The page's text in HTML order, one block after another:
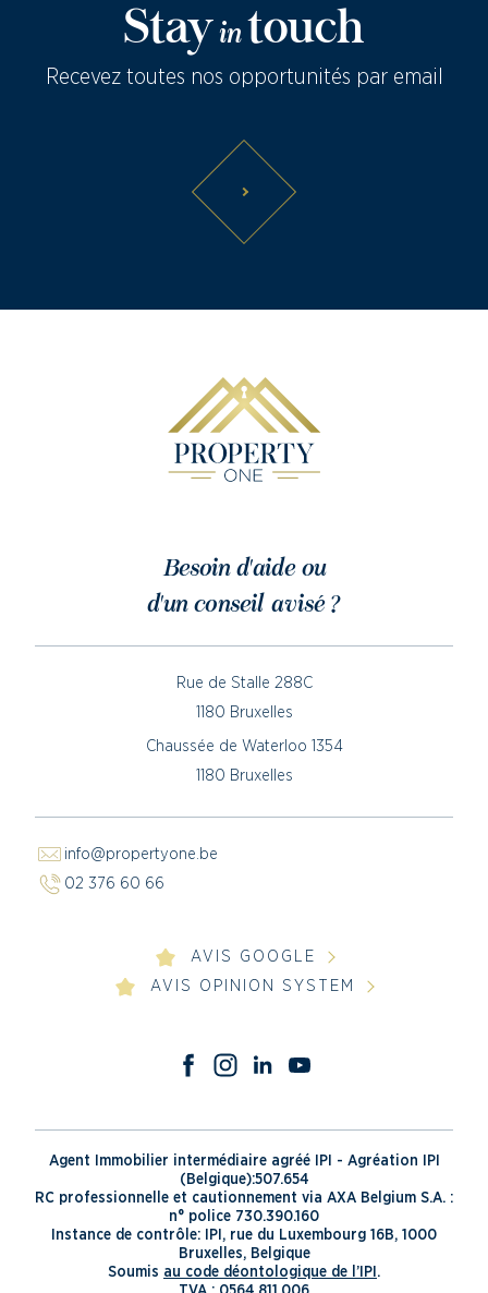
Stayin touch
Recevez toutes nos opportunités par email
Besoin d'aide ou
d'un conseil avisé ?
Rue de Stalle 288C
1180 Bruxelles
Chaussée de Waterloo 1354
1180 Bruxelles
info@propertyone.be
02 376 60 66
AVIS GOOGLE
AVIS OPINION SYSTEM
Agent Immobilier intermédiaire agréé IPI - Agréation IPI
(Belgique):507.654
RC professionnelle et cautionnement via AXA Belgium S.A. :
n° police 730.390.160
Instance de contrôle: IPI, rue du Luxembourg 16B, 1000
Bruxelles, Belgique
Soumis au code déontologique de l’IPI .